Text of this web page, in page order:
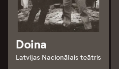
Doina
Latvijas Nacionālais teātris